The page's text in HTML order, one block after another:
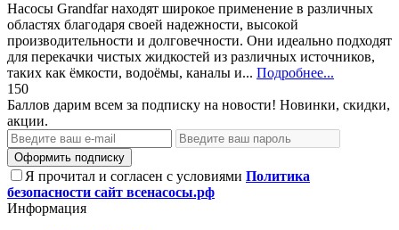
Насосы Grandfar находят широкое применение в различных
областях благодаря своей надежности, высокой
производительности и долговечности. Они идеально подходят
для перекачки чистых жидкостей из различных источников,
таких как ёмкости, водоёмы, каналы и... Подробнее...
150
Баллов дарим всем за подписку на новости! Новинки, скидки,
акции.
Оформить подписку
Я прочитал и согласен с условиями Политика
безопасности сайт всенасосы.рф
Информация